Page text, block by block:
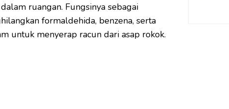
ruangan. Fungsinya sebagai
formaldehida, benzena, serta
untuk menyerap racun dari asap rokok.